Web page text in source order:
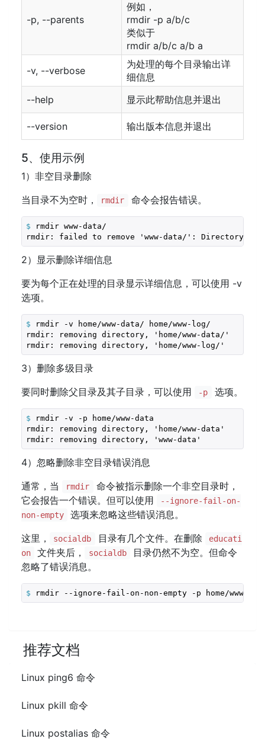
-p, --parents
例如，
rmdir -p a/b/c
类似于
rmdir a/b/c a/b a
-v, --verbose
为处理的每个目录输出详
细信息
--help
显示此帮助信息并退出
--version 输出版本信息并退出
5、使用示例
1）非空目录删除
当目录不为空时，
rmdir 命令会报告错误。
$ rmdir www-data/
2）显示删除详细信息
要为每个正在处理的目录显示详细信息，可以使用 -v
选项。
$ rmdir -v home/www-data/ home/www-log/
rmdir: removing directory, 'home/www-data/'
3）删除多级目录
要同时删除父目录及其子目录，可以使用
-p 选项。
$ rmdir -v -p home/www-data
rmdir: removing directory, 'home/www-data'
4）忽略删除非空目录错误消息
通常，当
rmdir
命令被指示删除一个非空目录时，
它会报告一个错误。但可以使用
--ignore-fail-on-
non-empty
选项来忽略这些错误消息。
这里，
socialdb 目录有几个文件。在删除
educati
on
文件夹后， socialdb
目录仍然不为空。但命令
忽略了错误消息。
$ rmdir --ignore-fail-on-non-empty -p home/www-
推荐文档
Linux ping6 命令
Linux pkill 命令
Linux postalias 命令